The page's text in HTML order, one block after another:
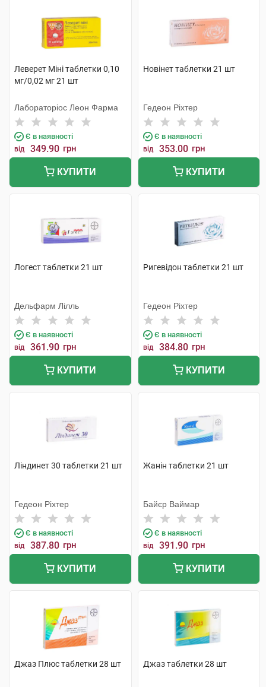
Леверет Міні таблетки 0,10
мг/0,02 мг 21 шт
Лабораторіос Леон Фарма
Є в наявності
від 349.90 грн
КУПИТИ
Новінет таблетки 21 шт
Гедеон Ріхтер
Є в наявності
від 353.00 грн
КУПИТИ
Логест таблетки 21 шт
Дельфарм Лілль
Є в наявності
від 361.90 грн
КУПИТИ
Ригевідон таблетки 21 шт
Гедеон Ріхтер
Є в наявності
від 384.80 грн
КУПИТИ
Ліндинет 30 таблетки 21 шт
Гедеон Ріхтер
Є в наявності
від 387.80 грн
КУПИТИ
Жанін таблетки 21 шт
Байєр Ваймар
Є в наявності
від 391.90 грн
КУПИТИ
Джаз Плюс таблетки 28 шт Джаз таблетки 28 шт